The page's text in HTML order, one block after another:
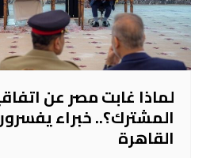
لماذا غابت مصر عن
القاهرة